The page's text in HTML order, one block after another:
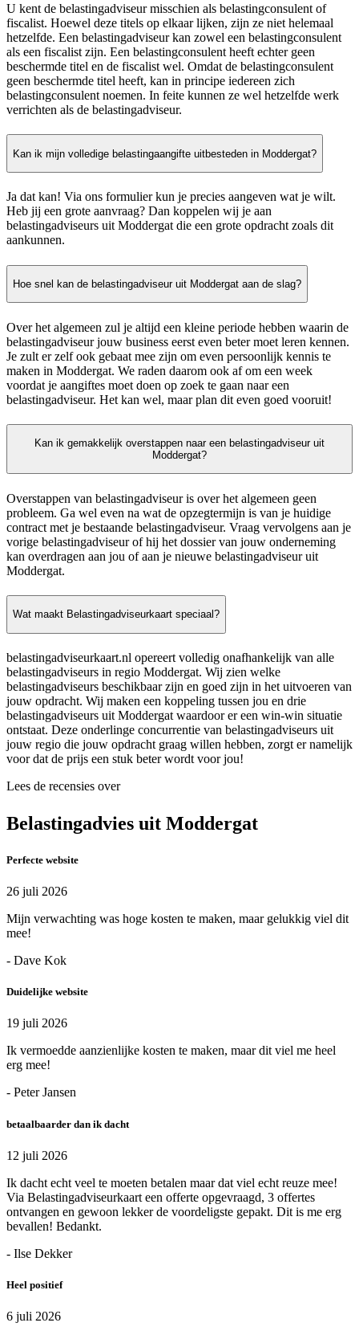
U kent de belastingadviseur misschien als belastingconsulent of
fiscalist. Hoewel deze titels op elkaar lijken, zijn ze niet helemaal
hetzelfde. Een belastingadviseur kan zowel een belastingconsulent
als een fiscalist zijn. Een belastingconsulent heeft echter geen
beschermde titel en de fiscalist wel. Omdat de belastingconsulent
geen beschermde titel heeft, kan in principe iedereen zich
belastingconsulent noemen. In feite kunnen ze wel hetzelfde werk
verrichten als de belastingadviseur.
Kan ik mijn volledige belastingaangifte uitbesteden in Moddergat?
Ja dat kan! Via ons formulier kun je precies aangeven wat je wilt.
Heb jij een grote aanvraag? Dan koppelen wij je aan
belastingadviseurs uit Moddergat die een grote opdracht zoals dit
aankunnen.
Hoe snel kan de belastingadviseur uit Moddergat aan de slag?
Over het algemeen zul je altijd een kleine periode hebben waarin de
belastingadviseur jouw business eerst even beter moet leren kennen.
Je zult er zelf ook gebaat mee zijn om even persoonlijk kennis te
maken in Moddergat. We raden daarom ook af om een week
voordat je aangiftes moet doen op zoek te gaan naar een
belastingadviseur. Het kan wel, maar plan dit even goed vooruit!
Kan ik gemakkelijk overstappen naar een belastingadviseur uit
Moddergat?
Overstappen van belastingadviseur is over het algemeen geen
probleem. Ga wel even na wat de opzegtermijn is van je huidige
contract met je bestaande belastingadviseur. Vraag vervolgens aan je
vorige belastingadviseur of hij het dossier van jouw onderneming
kan overdragen aan jou of aan je nieuwe belastingadviseur uit
Moddergat.
Wat maakt Belastingadviseurkaart speciaal?
belastingadviseurkaart.nl opereert volledig onafhankelijk van alle
belastingadviseurs in regio Moddergat. Wij zien welke
belastingadviseurs beschikbaar zijn en goed zijn in het uitvoeren van
jouw opdracht. Wij maken een koppeling tussen jou en drie
belastingadviseurs uit Moddergat waardoor er een win-win situatie
ontstaat. Deze onderlinge concurrentie van belastingadviseurs uit
jouw regio die jouw opdracht graag willen hebben, zorgt er namelijk
voor dat de prijs een stuk beter wordt voor jou!
Lees de recensies over
Belastingadvies uit Moddergat
Perfecte website
26 juli 2026
Mijn verwachting was hoge kosten te maken, maar gelukkig viel dit
mee!
- Dave Kok
Duidelijke website
19 juli 2026
Ik vermoedde aanzienlijke kosten te maken, maar dit viel me heel
erg mee!
- Peter Jansen
betaalbaarder dan ik dacht
12 juli 2026
Ik dacht echt veel te moeten betalen maar dat viel echt reuze mee!
Via Belastingadviseurkaart een offerte opgevraagd, 3 offertes
ontvangen en gewoon lekker de voordeligste gepakt. Dit is me erg
bevallen! Bedankt.
- Ilse Dekker
Heel positief
6 juli 2026